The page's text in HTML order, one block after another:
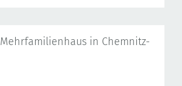
Mehrfamilienhaus in Chemnitz-